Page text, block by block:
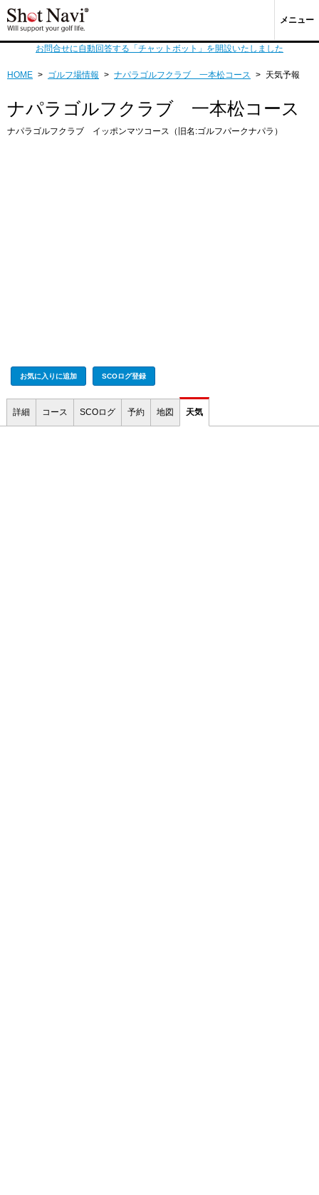
メニュー
お問合せに自動回答する「チャットボット」を開設いたしました
HOME > ゴルフ場情報 > ナパラゴルフクラブ 一本松コース > 天気予報
ナパラゴルフクラブ 一本松コース
ナパラゴルフクラブ イッポンマツコース（旧名:ゴルフパークナパラ）
お気に入りに追加 SCOログ登録
詳細 コース SCOログ 予約 地図 天気